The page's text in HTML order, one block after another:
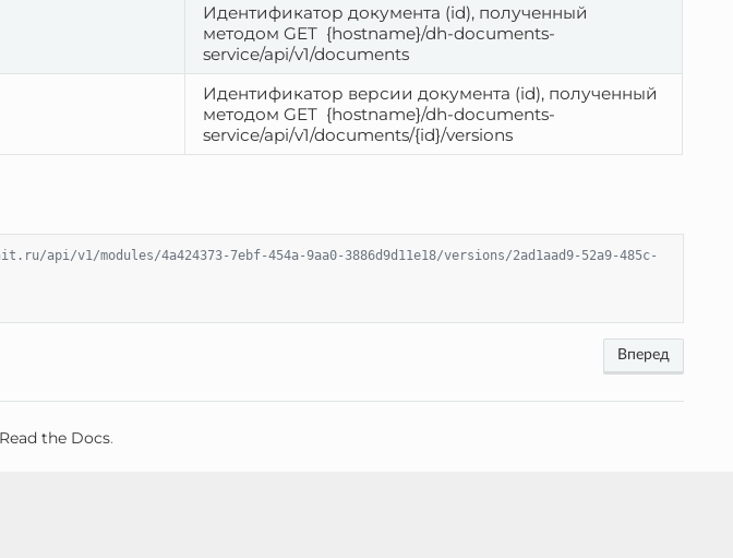
Идентификатор документа (id), полученный
методом GET  {hostname}/dh-documents-
service/api/v1/documents
Идентификатор версии документа (id), полученный
методом GET  {hostname}/dh-documents-
service/api/v1/documents/{id}/versions
api/v1/modules/4a424373-7ebf-454a-9aa0-3886d9d11e18/versions/2ad1aad9-52a9-485c-
Read the Docs.